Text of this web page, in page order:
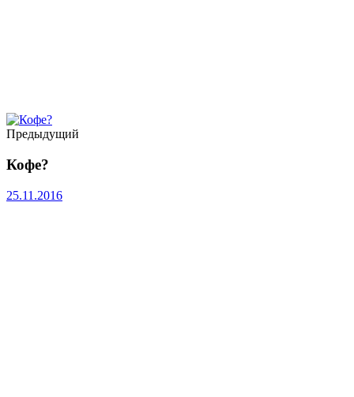
Предыдущий
Кофе?
25.11.2016